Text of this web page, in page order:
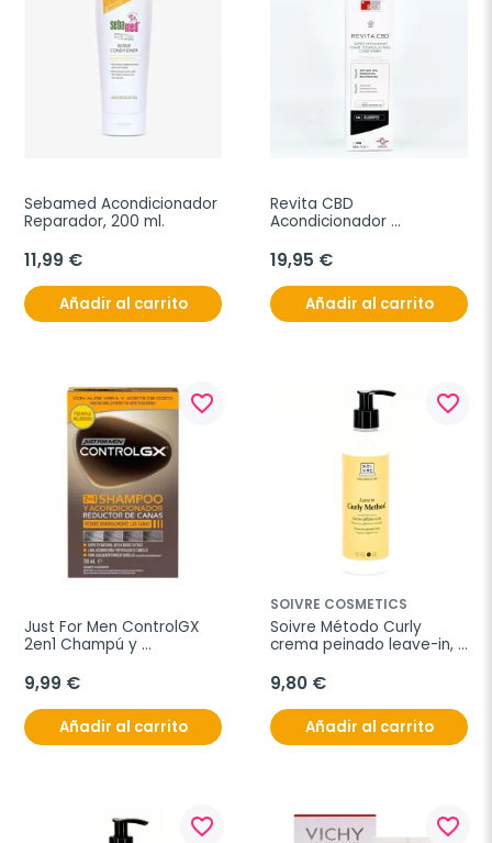
Sebamed Acondicionador
Reparador, 200 ml.
11,99 €
Añadir al carrito
Revita CBD
Acondicionador
ml.
19,95 €
Añadir al carrito
favorite_border
Just For Men ControlGX
2en1 Champú y
de Canas, 118 ml
9,99 €
Añadir al carrito
favorite_border
SOIVRE COSMETICS
Soivre Método Curly
crema peinado leave-in,
9,80 €
Añadir al carrito
favorite_border favorite_border